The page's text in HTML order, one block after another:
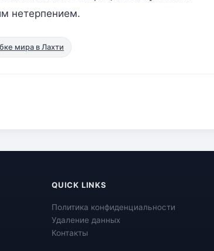
нетерпением.
мира в Лахти
QUICK LINKS
Политика конфиденциальности
Удаление данных
Контакты